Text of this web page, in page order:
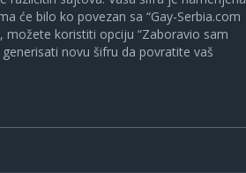
će bilo ko povezan sa “Gay-Serbia.com
možete koristiti opciju “Zaboravio sam
novu šifru da povratite vaš